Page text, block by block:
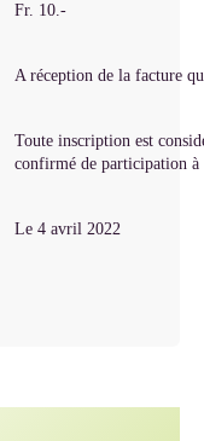
Fr. 10.-
A réception de la facture
Toute inscription est
confirmé de participation à
Le 4 avril 2022